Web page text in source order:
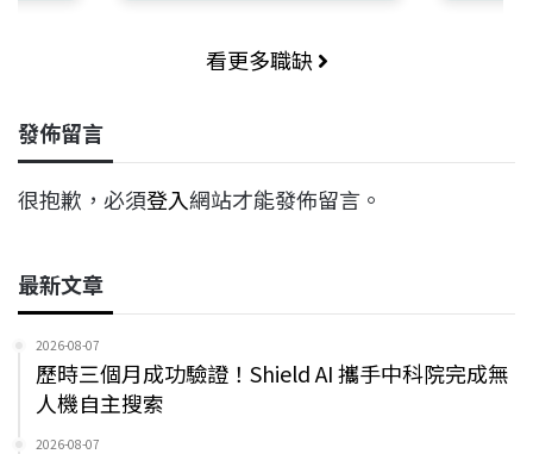
看更多職缺
發佈留言
很抱歉，必須登入網站才能發佈留言。
最新文章
2026-08-07
歷時三個月成功驗證！Shield AI 攜手中科院完成無
人機自主搜索
2026-08-07